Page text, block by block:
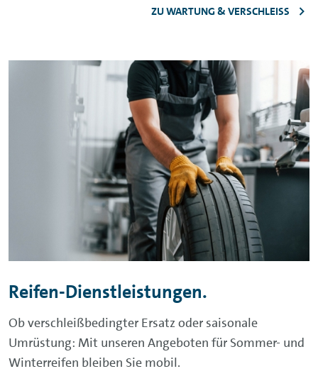
ZU WARTUNG & VERSCHLEISS
Reifen-Dienstleistungen.
Ob verschleißbedingter Ersatz oder saisonale
Umrüstung: Mit unseren Angeboten für Sommer- und
Winterreifen bleiben Sie mobil.